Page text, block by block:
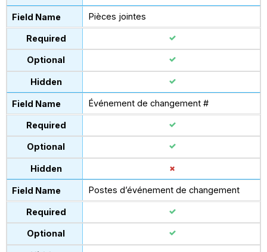
Pièces jointes
Événement de changement #
Postes d’événement de changement